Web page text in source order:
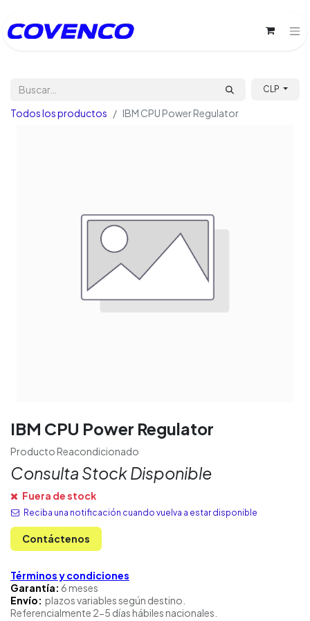
CLP
Todos los productos IBM CPU Power Regulator
IBM CPU Power Regulator
Producto Reacondicionado
Consulta Stock Disponible
Fuera de stock
Reciba una notificación cuando vuelva a estar disponible
Contáctenos
Términos y condiciones
Garantía: 6 meses
Envío: plazos variables según destino.
Referencialmente 2-5 días hábiles nacionales.